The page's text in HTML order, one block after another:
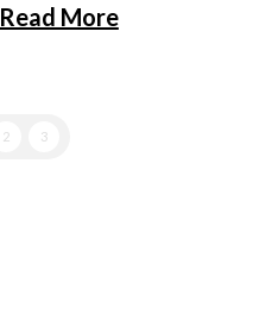
Read More
2 3